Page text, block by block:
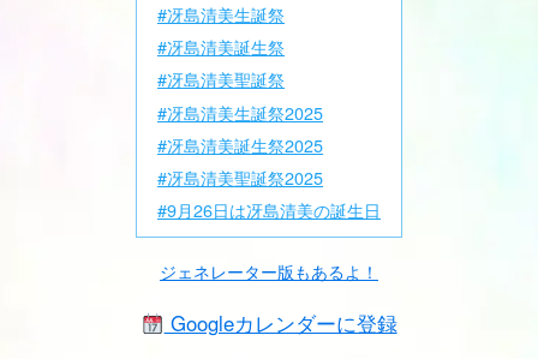
#冴島清美生誕祭
#冴島清美誕生祭
#冴島清美聖誕祭
#冴島清美生誕祭2025
#冴島清美誕生祭2025
#冴島清美聖誕祭2025
#9月26日は冴島清美の誕生日
ジェネレーター版もあるよ！
Googleカレンダーに登録